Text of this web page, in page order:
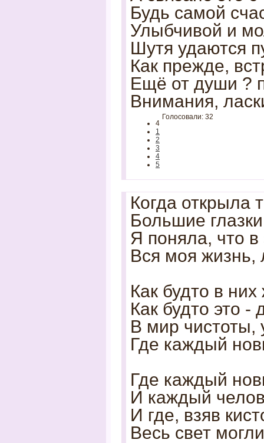
Будь самой
Улыбчивой и
Шутя удаются
Как прежде,
Ещё от души ?
Внимания,
4
1
2
3
4
5
Голосовали: 32
Когда открыла
Большие
Я поняла, что в
Вся моя жизнь,
Как будто в
Как будто это -
В мир чистоты,
Где каждый
Где каждый
И каждый
И где, взяв
Весь свет